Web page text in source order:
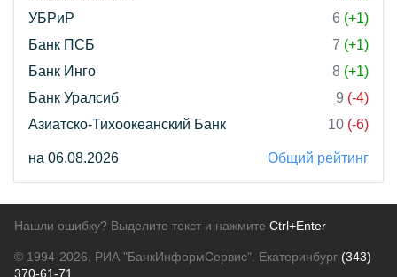
УБРиР
6 (+1)
Банк ПСБ
7 (+1)
Банк Инго
8 (+1)
Банк Уралсиб
9 (-4)
Азиатско-Тихоокеанский Банк
10 (-6)
на 06.08.2026 Общий рейтинг
Нашли ошибку? Выделите текст и нажмите Ctrl+Enter
© 1994-2026. РИА "БанкИнформСервис". Екатеринбург (343)
370-61-71